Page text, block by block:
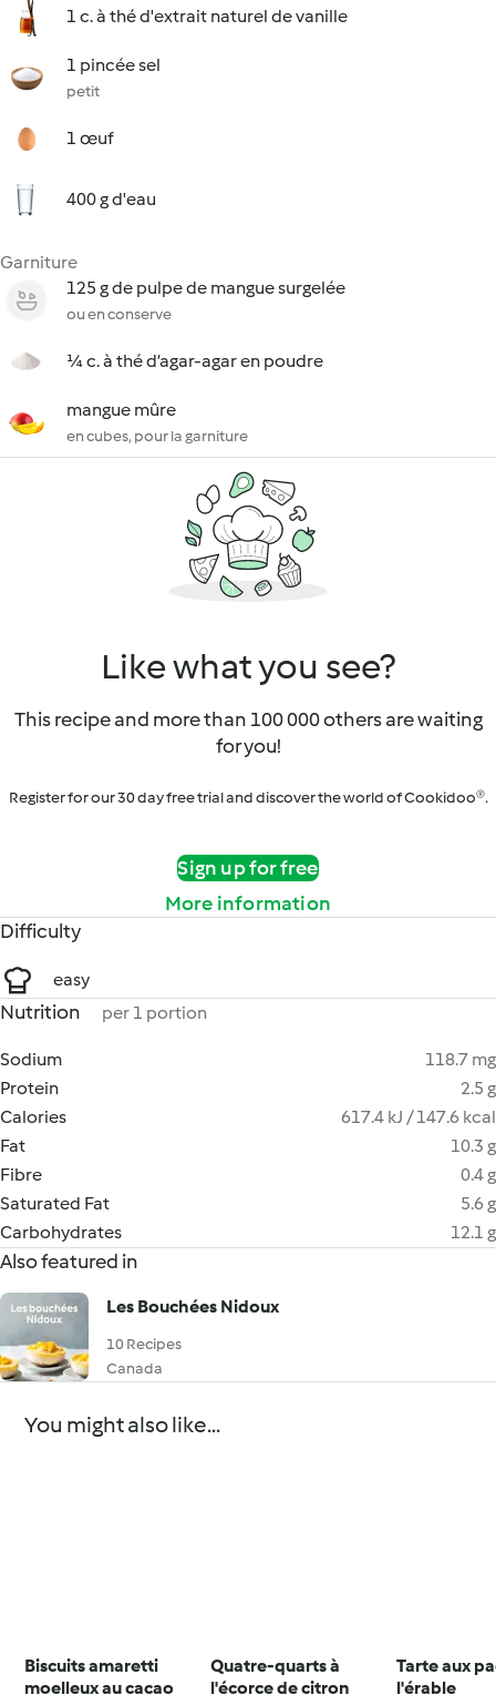
1 c. à thé d'extrait naturel de vanille
1 pincée sel
petit
1 œuf
400 g d'eau
Garniture
125 g de pulpe de mangue surgelée
ou en conserve
¼ c. à thé d’agar-agar en poudre
mangue mûre
en cubes, pour la garniture
Like what you see?
This recipe and more than 100 000 others are waiting
for you!
Register for our 30 day free trial and discover the world of Cookidoo®.
Sign up for free
More information
Difficulty
easy
Nutrition per 1 portion
Sodium
118.7 mg
Protein
2.5 g
Calories
617.4 kJ / 147.6 kcal
Fat
10.3 g
Fibre
0.4 g
Saturated Fat
5.6 g
Carbohydrates
12.1 g
Also featured in
Les Bouchées Nidoux
10 Recipes
Canada
You might also like...
Biscuits amaretti
moelleux au cacao
Quatre-quarts à
l'écorce de citron
Tarte aux
l'érable